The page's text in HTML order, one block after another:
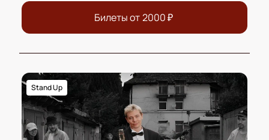
Билеты от 2000₽
Stand Up